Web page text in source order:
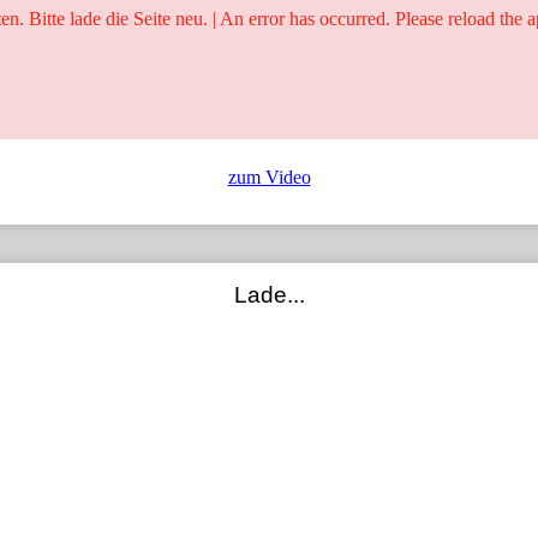
zum Video
Lade...
Bitte lade die Seite neu. | An error has occurred. Please reload the